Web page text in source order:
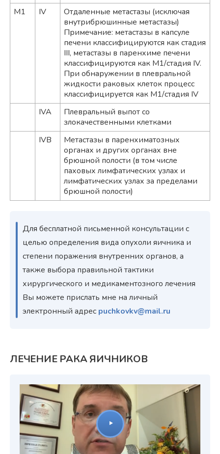
M1
IV
Отдаленные метастазы (исключая
внутрибрюшинные метастазы)
Примечание: метастазы в капсуле
печени классифицируются как стадия
III, метастазы в паренхиме печени
классифицируются как М1/стадия IV.
При обнаружении в плевральной
жидкости раковых клеток процесс
классифицируется как М1/стадия IV
IVA
Плевральный выпот со
злокачественными клетками
IVB
Метастазы в паренхиматозных
органах и других органах вне
брюшной полости (в том числе
паховых лимфатических узлах и
лимфатических узлах за пределами
брюшной полости)
Для бесплатной письменной консультации с
целью определения вида опухоли яичника и
степени поражения внутренних органов, а
также выбора правильной тактики
хирургического и медикаментозного лечения
Вы можете прислать мне на личный
электронный адрес puchkovkv@mail.ru
ЛЕЧЕНИЕ РАКА ЯИЧНИКОВ